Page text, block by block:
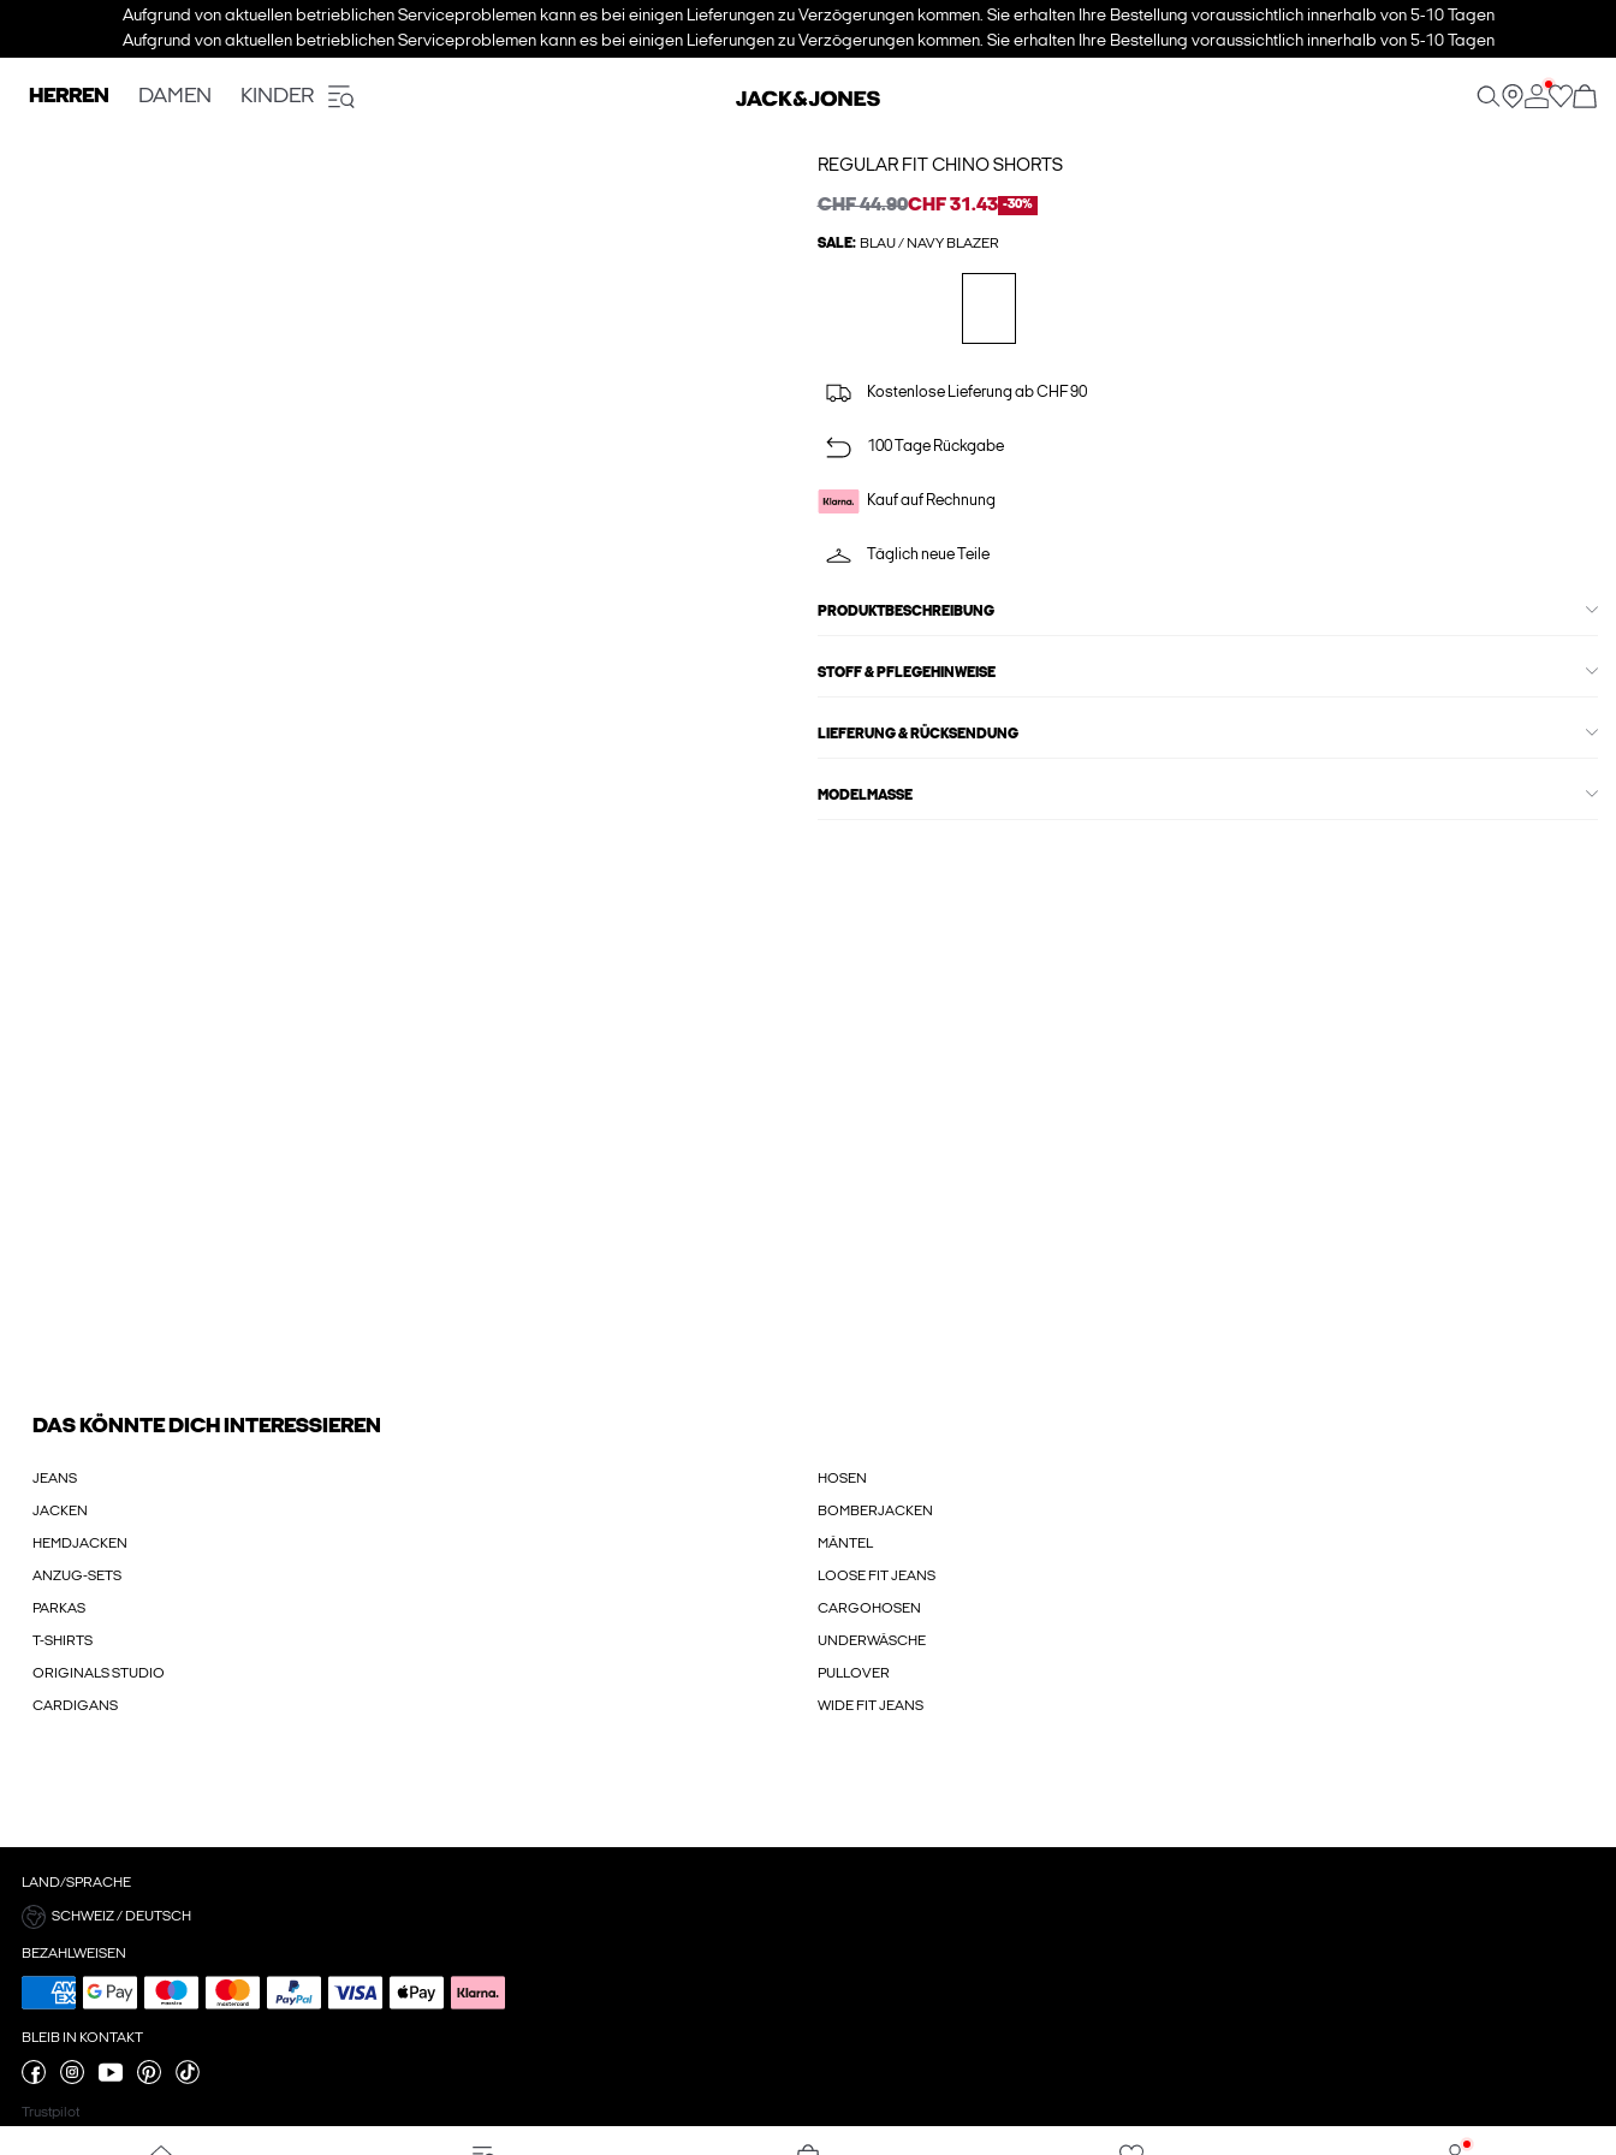
Aufgrund von aktuellen betrieblichen Serviceproblemen kann es bei einigen Lieferungen zu Verzögerungen kommen. Sie erhalten Ihre Bestellung voraussichtlich innerhalb von 5-10 Tagen
Aufgrund von aktuellen betrieblichen Serviceproblemen kann es bei einigen Lieferungen zu Verzögerungen kommen. Sie erhalten Ihre Bestellung voraussichtlich innerhalb von 5-10 Tagen
HERREN DAMEN KINDER
REGULAR FIT CHINO SHORTS
CHF 44.90CHF 31.43 -30%
SALE: BLAU / NAVY BLAZER
Kostenlose Lieferung ab CHF 90
100 Tage Rückgabe
Kauf auf Rechnung
Täglich neue Teile
PRODUKTBESCHREIBUNG
STOFF & PFLEGEHINWEISE
LIEFERUNG & RÜCKSENDUNG
MODELMASSE
DAS KÖNNTE DICH INTERESSIEREN
JEANS HOSEN
JACKEN BOMBERJACKEN
HEMDJACKEN MÄNTEL
ANZUG-SETS LOOSE FIT JEANS
PARKAS CARGOHOSEN
T-SHIRTS UNDERWÄSCHE
ORIGINALS STUDIO PULLOVER
CARDIGANS WIDE FIT JEANS
LAND/SPRACHE
SCHWEIZ / DEUTSCH
BEZAHLWEISEN
BLEIB IN KONTAKT
Trustpilot